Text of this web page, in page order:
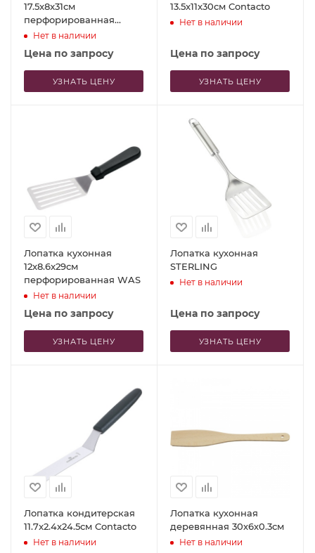
17.5x8x31см
перфорированная
Contacto
Нет в наличии
Цена по запросу
УЗНАТЬ ЦЕНУ
13.5x11x30см Contacto
Нет в наличии
Цена по запросу
УЗНАТЬ ЦЕНУ
Лопатка кухонная
12x8.6x29см
перфорированная WAS
Нет в наличии
Цена по запросу
УЗНАТЬ ЦЕНУ
Лопатка кухонная
STERLING
Нет в наличии
Цена по запросу
УЗНАТЬ ЦЕНУ
Лопатка кондитерская
11.7x2.4x24.5см Contacto
Нет в наличии
Лопатка кухонная
деревянная 30х6х0.3см
Нет в наличии